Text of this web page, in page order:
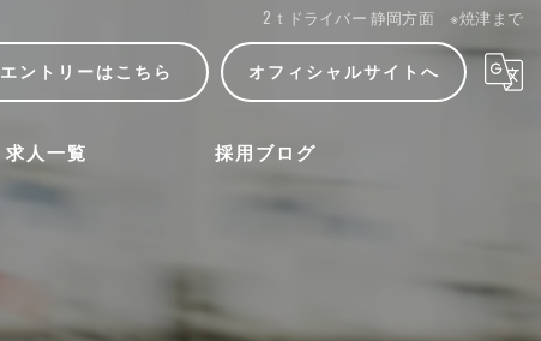
2ｔドライバー 静岡方面 ※焼津まで
エントリーはこちら オフィシャルサイトへ
求人一覧 採用ブログ